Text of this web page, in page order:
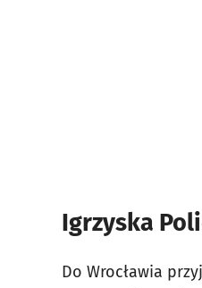
Igrzyska
Do Wrocławia